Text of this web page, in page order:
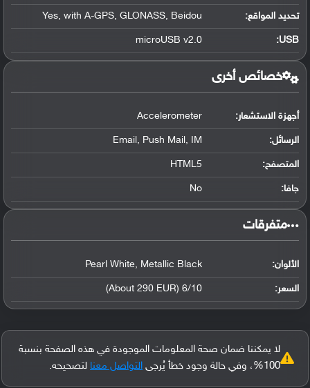
تحديد المواقع:
Yes, with A-GPS, GLONASS, Beidou
USB
:
microUSB v2.0
خصائص أخرى
أجهزة الاستشعار: Accelerometer
الرسائل: Email, Push Mail, IM
المتصفح: HTML5
جافا: No
‏متفرقات‏
الألوان: Pearl White, Metallic Black
السعر: 6/10 (About 290 EUR)
لا يمكننا ضمان صحة المعلومات الموجودة في هذه الصفحة بنسبة
100%، وفي حالة وجود خطأ يُرجى
التواصل معنا لتصحيحه.